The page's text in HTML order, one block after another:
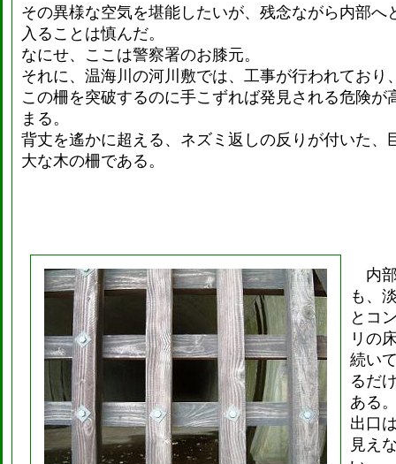
その異様な空気を堪能したいが、残念ながら内部へ
入ることは慎んだ。
なにせ、ここは警察署のお膝元。
それに、温海川の河川敷では、工事が行われており
この柵を突破するのに手こずれば発見される危険が
まる。
背丈を遙かに超える、ネズミ返しの反りが付いた、
大な木の柵である。
内
も、
とコ
リの
続い
るだ
ある
出口
見え